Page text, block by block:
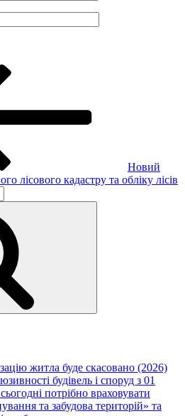
Новий
лісового кадастру та обліку лісів
житла буде скасовано (2026)
будівель і споруд з 01
потрібно враховувати
та забудова територій» та